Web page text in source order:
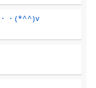
・(*^^)v